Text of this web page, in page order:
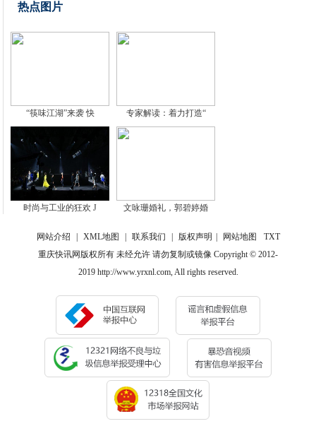
热点图片
“筷味江湖”来袭 快 专家解读：着力打造“
时尚与工业的狂欢 J 文咏珊婚礼，郭碧婷婚
网站介绍 XML地图 联系我们 版权声明 网站地图
TXT
重庆快讯网版权所有 未经允许 请勿复制或镜像 Copyright © 2012-
2019 http://www.yrxnl.com, All rights reserved.